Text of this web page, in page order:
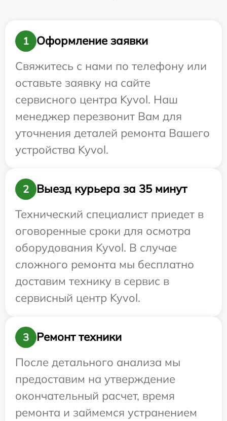
1
Оформление заявки
Свяжитесь с нами по телефону или
оставьте заявку на сайте
сервисного центра Kyvol. Наш
менеджер перезвонит Вам для
уточнения деталей ремонта Вашего
устройства Kyvol.
2
Выезд курьера за 35 минут
Технический специалист приедет в
оговоренные сроки для осмотра
оборудования Kyvol. В случае
сложного ремонта мы бесплатно
доставим технику в сервис в
сервисный центр Kyvol.
3
Ремонт техники
После детального анализа мы
предоставим на утверждение
окончательный расчет, время
ремонта и займемся устранением